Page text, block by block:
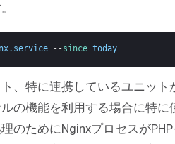
. service --since today
、特に連携しているユニット
の機能を利用する場合に特に
のためにNginxプロセスが